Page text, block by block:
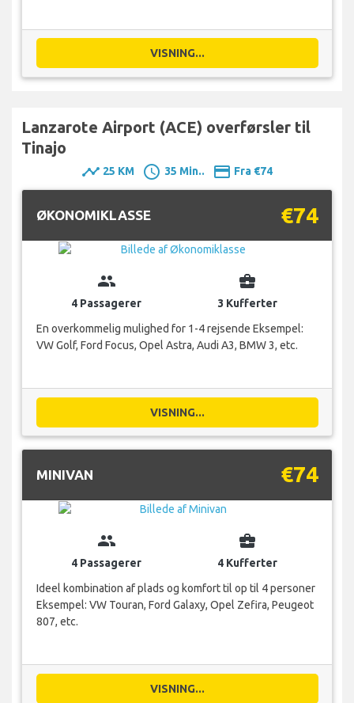
VISNING...
Lanzarote Airport (ACE) overførsler til
Tinajo
timeline 25 KM schedule 35 Min.. payment Fra €74
ØKONOMIKLASSE €74
group
4 Passagerer
business_center
3 Kufferter
En overkommelig mulighed for 1-4 rejsende Eksempel:
VW Golf, Ford Focus, Opel Astra, Audi A3, BMW 3, etc.
VISNING...
MINIVAN €74
group
4 Passagerer
business_center
4 Kufferter
Ideel kombination af plads og komfort til op til 4 personer
Eksempel: VW Touran, Ford Galaxy, Opel Zefira, Peugeot
807, etc.
VISNING...